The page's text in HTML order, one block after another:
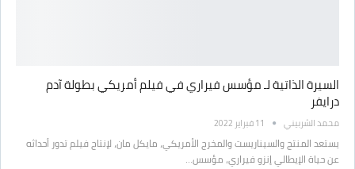
السيرة الذاتية لـ مؤسس فيراري في فيلم أمريكي بطولة آدم
درايفر
محمد الشربيني 11 فبراير 2022
يستعد المنتج والسيناريست والمخرج الأمريكي، مايكل مان، لإنتاج فيلم تدور أحداثه
عن حياة الإيطالي إنزو فيراري، مؤسس…